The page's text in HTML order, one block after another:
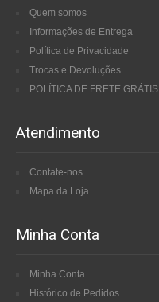
Quem somos
Informações de Entrega
Política de Privacidade
Trocas e Devoluções
POLÍTICA DE FRETE GRÁTIS
Atendimento
Contate-nos
Mapa da Loja
Minha Conta
Minha Conta
Histórico de Pedidos